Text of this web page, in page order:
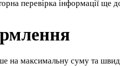
перевірка інформації ще
на максимальну суму та